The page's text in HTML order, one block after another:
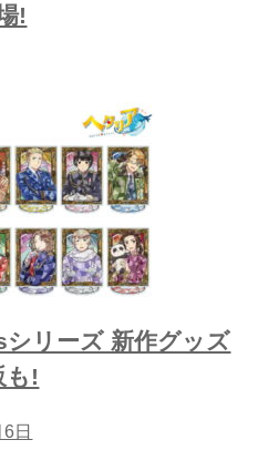
!
リーズ 新作グッズ
も!
日